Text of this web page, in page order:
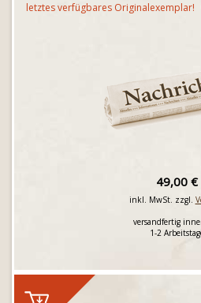
letztes verfügbares Originalexemplar!
49,00 €
inkl. MwSt. zzgl.
versandfertig
1-2